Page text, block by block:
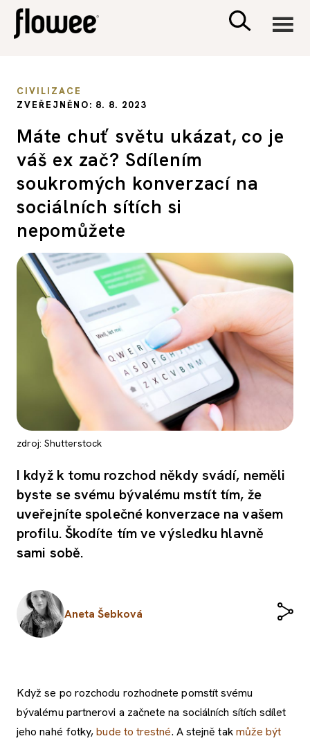
PSYCHOLOGIE
RODINA A DĚTI
SEX A VZTAHY
PORADNA
CIVILIZACE
ZVEŘEJNĚNO: 8. 8. 2023
Máte chuť světu ukázat, co je
váš ex zač? Sdílením
soukromých konverzací na
sociálních sítích si
nepomůžete
zdroj: Shutterstock
I když k tomu rozchod někdy svádí, neměli
byste se svému bývalému mstít tím, že
uveřejníte společné konverzace na vašem
profilu. Škodíte tím ve výsledku hlavně
sami sobě.
Aneta Šebková
Když se po rozchodu rozhodnete pomstít svému
bývalému partnerovi a začnete na sociálních sítích sdílet
jeho nahé fotky,bude to trestné. A stejně takmůže být